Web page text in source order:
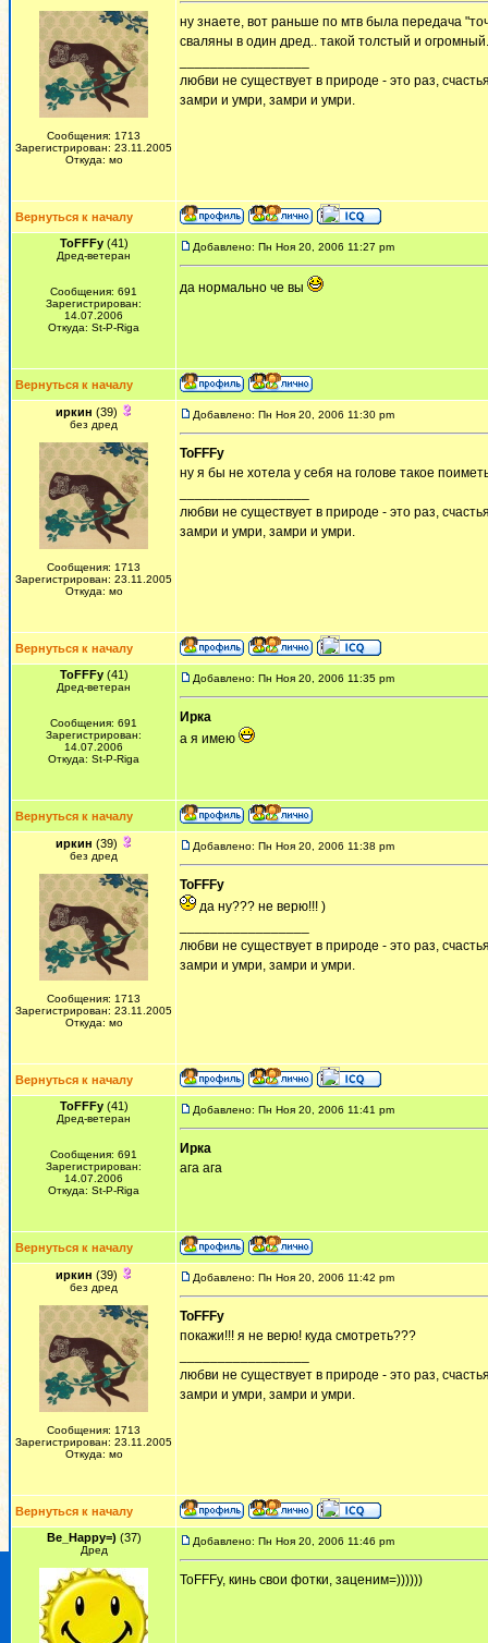
Сообщения: 1713
Зарегистрирован: 23.11.2005
Откуда: мо
ну знаете, вот раньше по мтв была передача
сваляны в один дред.. такой толстый и
любви не существует в природе - это раз,
замри и умри, замри и умри.
Вернуться к началу
ToFFFy(41)
Дред-ветеран
Сообщения: 691
Зарегистрирован:
14.07.2006
Откуда: St-P-Riga
Добавлено: Пн Ноя 20, 2006 11:27 pm
да нормально че вы
Вернуться к началу
иркин (39)
без дред
Сообщения: 1713
Зарегистрирован: 23.11.2005
Откуда: мо
Добавлено: Пн Ноя 20, 2006 11:30 pm
ToFFFy
ну я бы не хотела у себя на голове такое
любви не существует в природе - это раз,
замри и умри, замри и умри.
Вернуться к началу
ToFFFy(41)
Дред-ветеран
Сообщения: 691
Зарегистрирован:
14.07.2006
Откуда: St-P-Riga
Добавлено: Пн Ноя 20, 2006 11:35 pm
Ирка
а я имею
Вернуться к началу
иркин (39)
без дред
Сообщения: 1713
Зарегистрирован: 23.11.2005
Откуда: мо
Добавлено: Пн Ноя 20, 2006 11:38 pm
ToFFFy
да ну??? не верю!!! )
любви не существует в природе - это раз,
замри и умри, замри и умри.
Вернуться к началу
ToFFFy(41)
Дред-ветеран
Сообщения: 691
Зарегистрирован:
14.07.2006
Откуда: St-P-Riga
Добавлено: Пн Ноя 20, 2006 11:41 pm
Ирка
ага ага
Вернуться к началу
иркин (39)
без дред
Сообщения: 1713
Зарегистрирован: 23.11.2005
Откуда: мо
Добавлено: Пн Ноя 20, 2006 11:42 pm
ToFFFy
покажи!!! я не верю! куда смотреть???
любви не существует в природе - это раз,
замри и умри, замри и умри.
Вернуться к началу
Be_Happy=) (37)
Дред
Добавлено: Пн Ноя 20, 2006 11:46 pm
ToFFFy, кинь свои фотки, заценим=))))))